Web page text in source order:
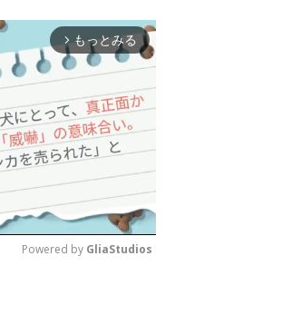
arrow_forward_ios もっとみる
Powered by GliaStudios